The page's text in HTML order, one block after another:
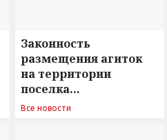
Законность
размещения агиток
на территории
поселка
Новосергиевка
Все новости